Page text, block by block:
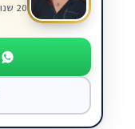
20 שנות ניסיון